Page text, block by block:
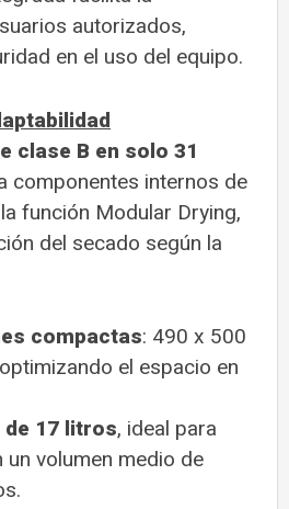
autorizados,
en el uso del equipo.
clase B en solo 31
componentes internos de
función Modular Drying,
del secado según la
compactas: 490 x 500
el espacio en
de 17 litros, ideal para
un volumen medio de